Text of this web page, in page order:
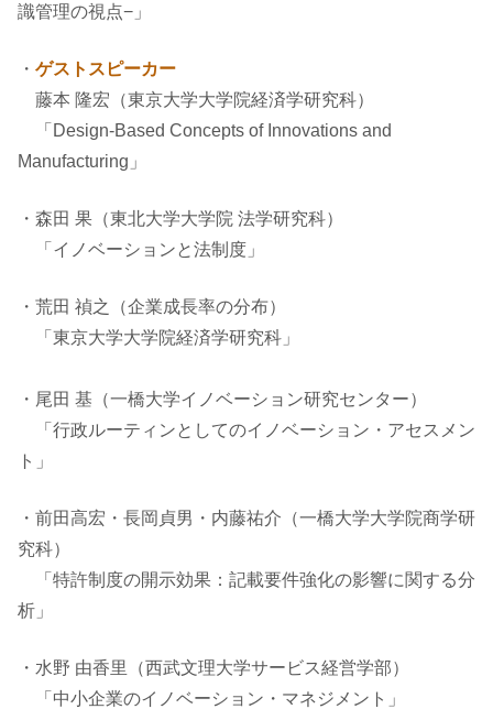
識管理の視点−」
・ ゲストスピーカー
藤本 隆宏（東京大学大学院経済学研究科）
「Design-Based Concepts of Innovations and
Manufacturing」
・森田 果（東北大学大学院 法学研究科）
「イノベーションと法制度」
・荒田 禎之（企業成長率の分布）
「東京大学大学院経済学研究科」
・尾田 基（一橋大学イノベーション研究センター）
「行政ルーティンとしてのイノベーション・アセスメン
ト」
・前田高宏・長岡貞男・内藤祐介（一橋大学大学院商学研
究科）
「特許制度の開示効果：記載要件強化の影響に関する分
析」
・水野 由香里（西武文理大学サービス経営学部）
「中小企業のイノベーション・マネジメント」